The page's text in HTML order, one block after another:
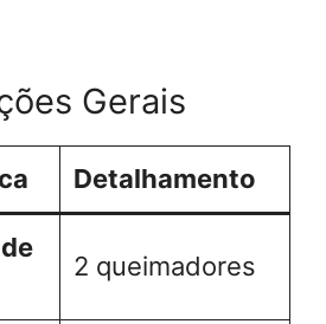
Gerais
Detalhamento
2 queimadores